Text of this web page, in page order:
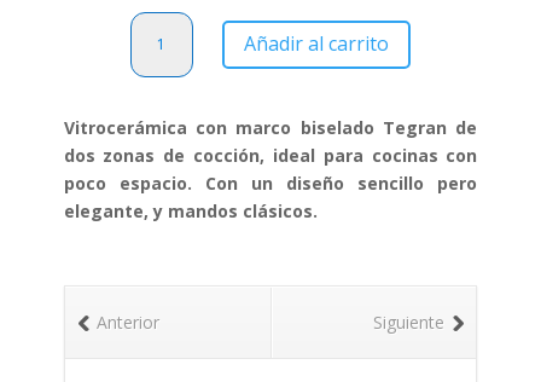
Placa
Tegran
TGVPVRM222X
Añadir al carrito
Vitrocerámica con marco biselado Tegran de
dos zonas de cocción, ideal para cocinas con
poco espacio. Con un diseño sencillo pero
elegante, y mandos clásicos.
Siguiente
Anterior